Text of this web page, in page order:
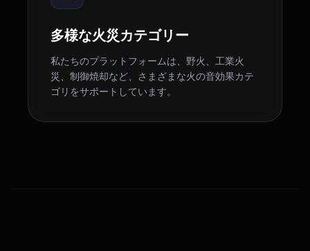
多様な火災カテゴリー
私たちのプラットフォームは、野火、工業火
災、制御焼却など、さまざまな火の音効果カテ
ゴリをサポートしています。